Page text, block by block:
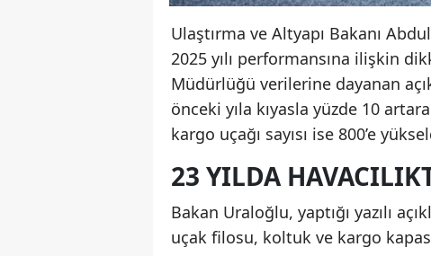
Ulaştırma ve Altyapı Bakanı
2025 yılı performansına ilişkin
Müdürlüğü verilerine dayanan
önceki yıla kıyasla yüzde 10
kargo uçağı sayısı ise 800’e
23 YILDA
Bakan Uraloğlu, yaptığı yazılı
uçak filosu, koltuk ve kargo